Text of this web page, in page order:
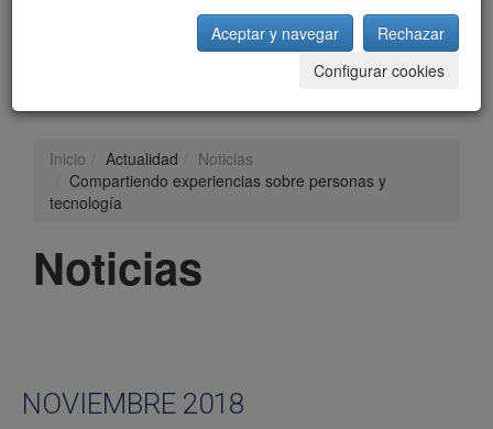
Inicio Actualidad
Noticias
Compartiendo experiencias sobre personas y
tecnología
Noticias
NOVIEMBRE 2018
Aceptar y navegar
Rechazar
Configurar cookies